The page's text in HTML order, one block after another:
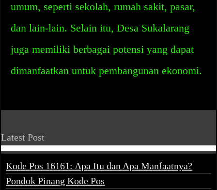
umum, seperti sekolah, rumah sakit, pasar,
dan lain-lain. Selain itu, Desa Sukalarang
juga memiliki berbagai potensi yang dapat
dimanfaatkan untuk pembangunan ekonomi.
Latest Post
Kode Pos 16161: Apa Itu dan Apa Manfaatnya?
Pondok Pinang Kode Pos